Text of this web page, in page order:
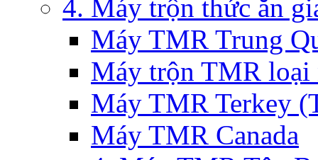
4. Máy trộn thức ăn
Máy TMR Trung
Máy trộn TMR loại
Máy TMR Terkey
Máy TMR Canada